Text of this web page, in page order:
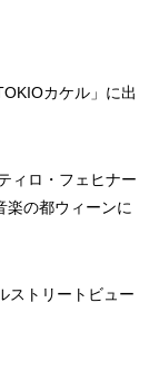
カケル」に出
ィロ・フェヒナー
楽の都ウィーンに
ストリートビュー